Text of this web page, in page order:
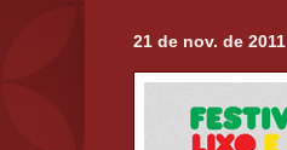
21 de nov. de 2011